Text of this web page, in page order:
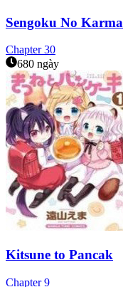
Sengoku No Karma
Chapter30
680 ngày
Kitsune to Pancak
Chapter9